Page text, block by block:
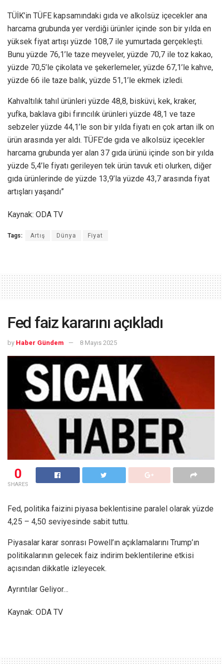
TÜİK’in TÜFE kapsamındaki gıda ve alkolsüz içecekler ana
harcama grubunda yer verdiği ürünler içinde son bir yılda en
yüksek fiyat artışı yüzde 108,7 ile yumurtada gerçekleşti.
Bunu yüzde 76,1’le taze meyveler, yüzde 70,7 ile toz kakao,
yüzde 70,5’le çikolata ve şekerlemeler, yüzde 67,1’le kahve,
yüzde 66 ile taze balık, yüzde 51,1’le ekmek izledi.
Kahvaltılık tahıl ürünleri yüzde 48,8, bisküvi, kek, kraker,
yufka, baklava gibi fırıncılık ürünleri yüzde 48,1 ve taze
sebzeler yüzde 44,1’le son bir yılda fiyatı en çok artan ilk on
ürün arasında yer aldı. TÜFE’de gıda ve alkolsüz içecekler
harcama grubunda yer alan 37 gıda ürünü içinde son bir yılda
yüzde 5,4’le fiyatı gerileyen tek ürün tavuk eti olurken, diğer
gıda ürünlerinde de yüzde 13,9’la yüzde 43,7 arasında fiyat
artışları yaşandı”
Kaynak: ODA TV
Tags: Artış Dünya Fiyat
Fed faiz kararını açıkladı
by Haber Gündem 8 Mayıs 2025
0
SHARES
Fed, politika faizini piyasa beklentisine paralel olarak yüzde
4,25 – 4,50 seviyesinde sabit tuttu.
Piyasalar karar sonrası Powell’ın açıklamalarını Trump’ın
politikalarının gelecek faiz indirim beklentilerine etkisi
açısından dikkatle izleyecek.
Ayrıntılar Geliyor…
Kaynak: ODA TV